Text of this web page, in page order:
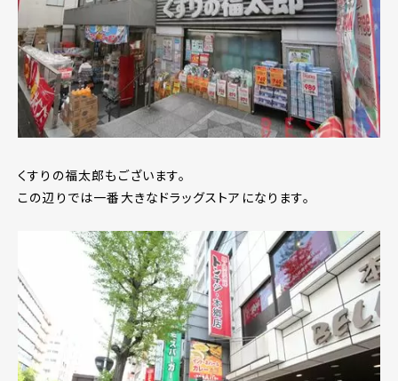
くすりの福太郎もございます。
この辺りでは一番大きなドラッグストアになります。